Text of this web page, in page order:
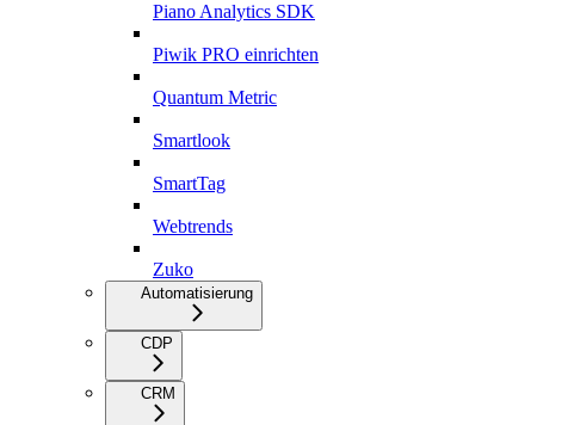
Piano Analytics SDK
Piwik PRO einrichten
Quantum Metric
Smartlook
SmartTag
Webtrends
Zuko
Automatisierung
CDP
CRM